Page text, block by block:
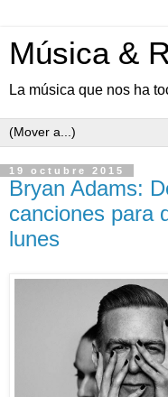
Música &
La música que nos ha
19 octubre 2015
Bryan Adams:
canciones para
lunes